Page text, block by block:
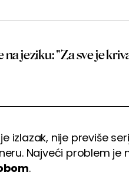
jeziku: "Za sve je
izlazak, nije previše
Najveći problem je
.